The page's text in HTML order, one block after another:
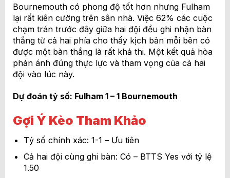
Bournemouth có phong độ tốt hơn nhưng Fulham
lại rất kiên cường trên sân nhà. Việc 62% các cuộc
chạm trán trước đây giữa hai đội đều ghi nhận bàn
thắng từ cả hai phía cho thấy kịch bản mỗi bên có
được một bàn thắng là rất khả thi. Một kết quả hòa
phản ánh đúng thực lực và tham vọng của cả hai
đội vào lúc này.
Dự đoán tỷ số: Fulham 1 – 1 Bournemouth
Gợi Ý Kèo Tham Khảo
Tỷ số chính xác: 1-1 – Ưu tiên
Cả hai đội cùng ghi bàn: Có – BTTS Yes với tỷ lệ
1.50